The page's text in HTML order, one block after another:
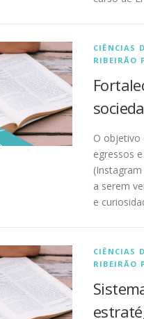
CIÊNCIAS
RIBEIRÃO
O objetivo
egressos
a serem
e
CIÊNCIAS
RIBEIRÃO